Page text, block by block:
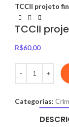
TCCII projeto
TCCII
R$60,00
Categorias: